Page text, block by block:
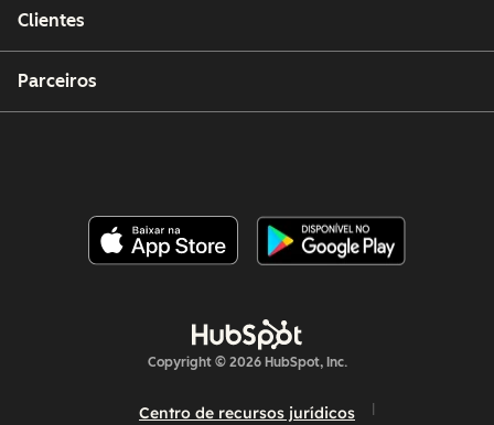
Clientes
Parceiros
Copyright © 2026 HubSpot, Inc.
Centro de recursos jurídicos